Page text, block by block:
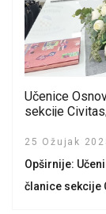
Učenice
sekcije
25 Ožujak
Opširnije:
članice sekcije